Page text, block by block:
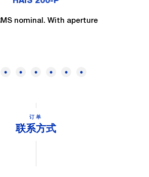
nominal. With aperture
订单
联系方式